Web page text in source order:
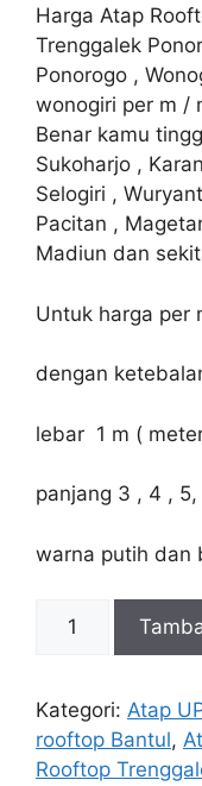
Harga Atap
Trenggalek
Ponorogo ,
wonogiri per m /
Benar kamu
Sukoharjo ,
Selogiri ,
Pacitan ,
Madiun dan
Untuk harga per
dengan
lebar 1 m (
panjang 3 , 4 ,
warna putih dan
Kuantitas
Rooftop
UPVC
Bantul
Kategori: Atap
rooftop Bantul,
Rooftop